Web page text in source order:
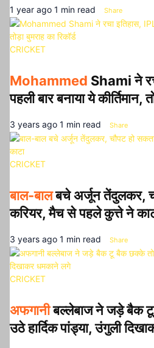
1 year ago 1 min read Share
CRICKET
Mohammed Shami ने
पहली बार बनाया ये कीर्तिमान,
3 years ago 1 min read Share
CRICKET
बाल-बालबचे अर्जून तेंदुलकर,
करियर, मैच से पहले कुत्ते ने
3 years ago 1 min read Share
CRICKET
अफगानीबल्लेबाज ने जड़े बैक टू
उठे हार्दिक पांड्या, उंगुली